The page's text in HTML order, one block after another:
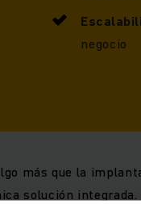
negocio
más que la
solución integrada.